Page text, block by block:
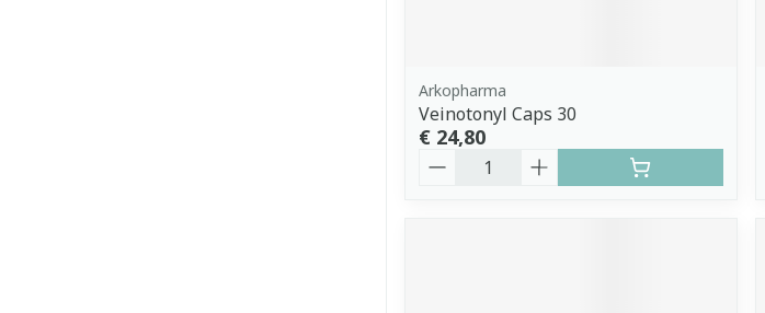
Arkopharma
Veinotonyl Caps 30
€ 24,80